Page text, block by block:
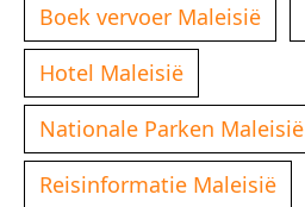
Boek vervoer Maleisië
Hotel Maleisië
Nationale Parken Maleisië
Reisinformatie Maleisië